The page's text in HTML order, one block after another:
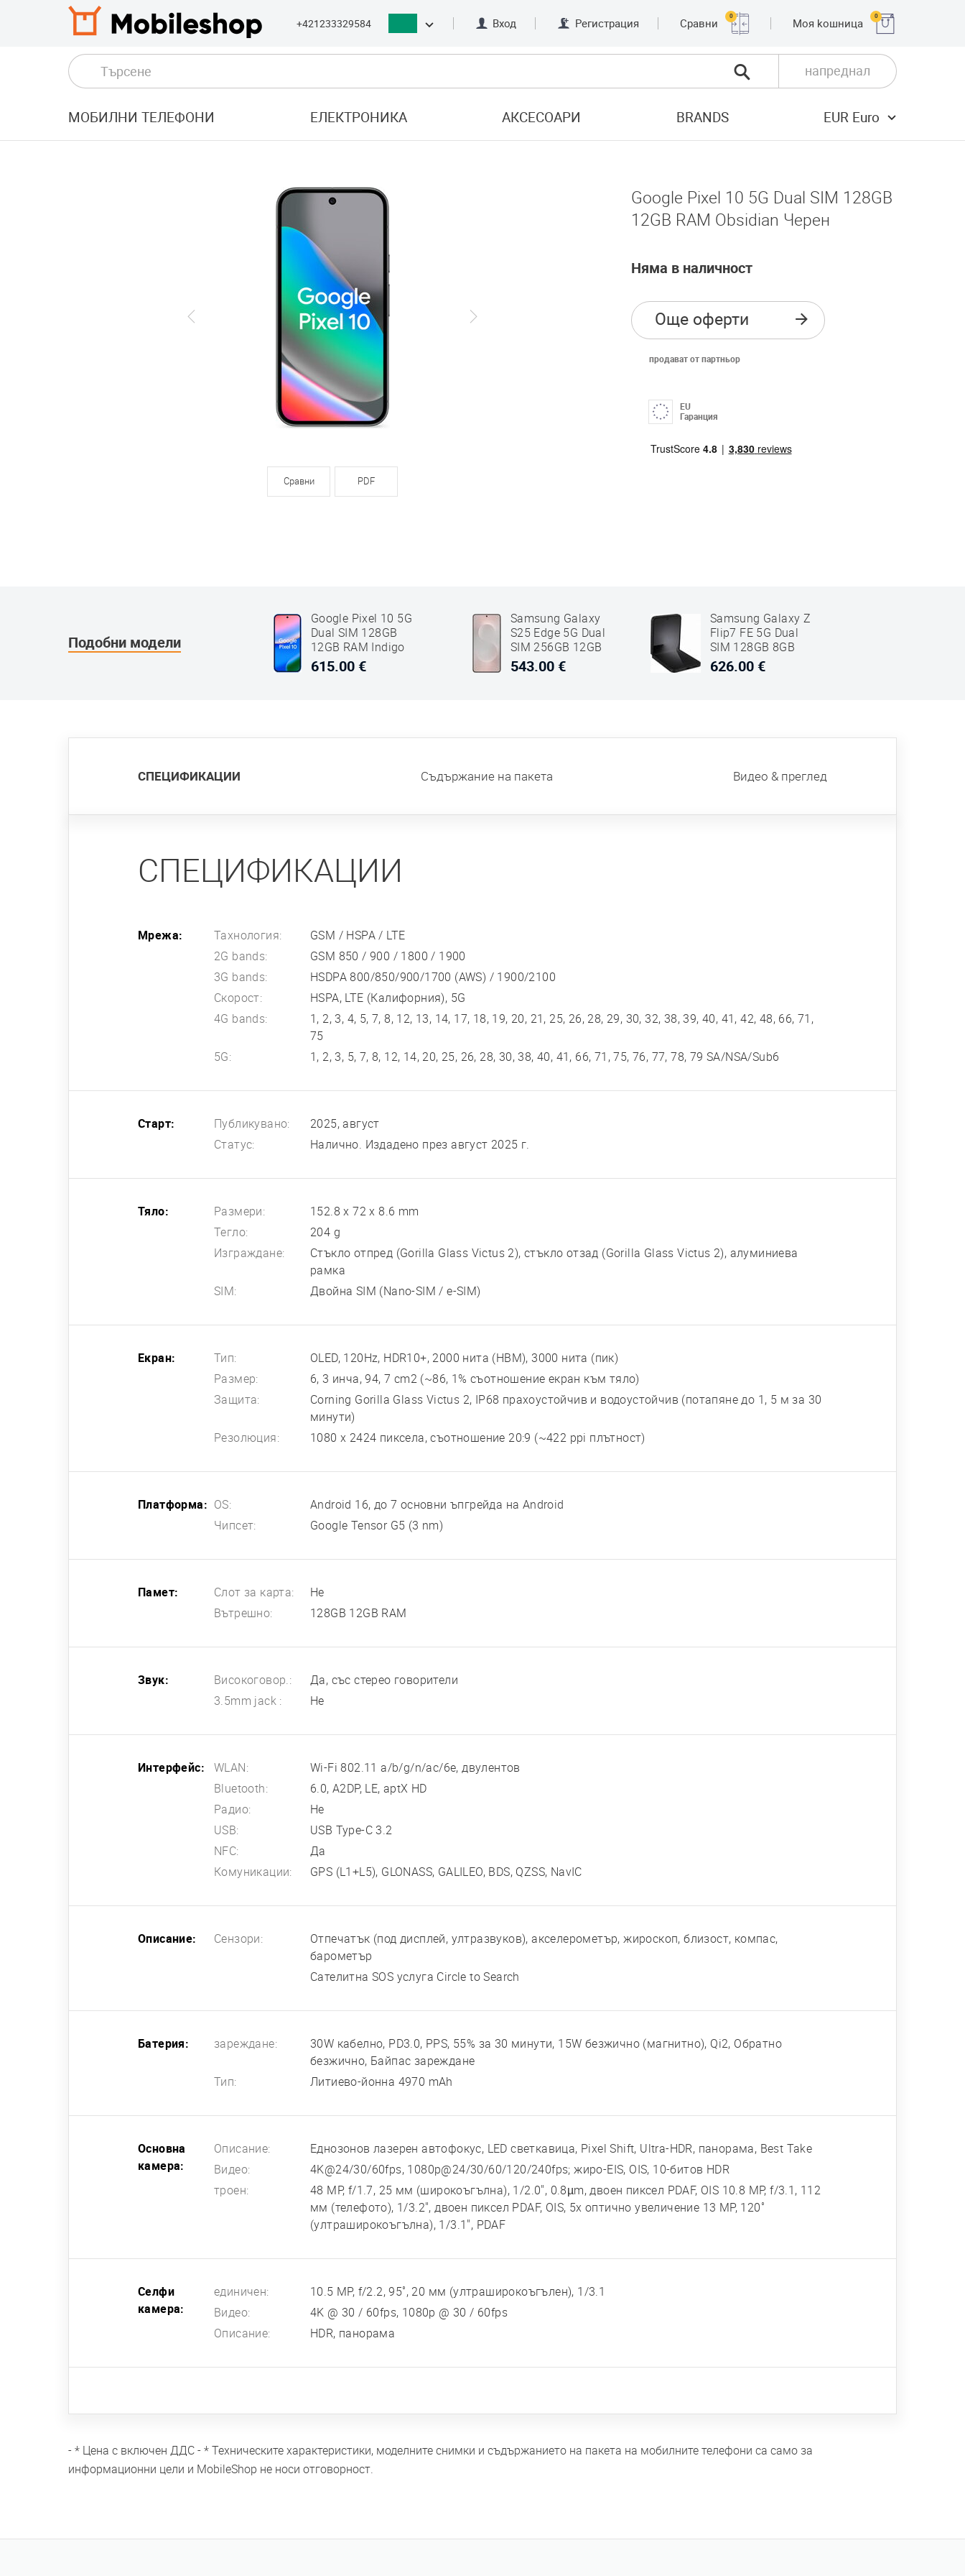
+421233329584 Вход Регистрация Сравни
0
Moя kошница
0
напреднал
МОБИЛНИ ТЕЛЕФОНИ ЕЛЕКТРОНИКА АКСЕСОАРИ BRANDS EUR Euro
Сравни PDF
Google Pixel 10 5G Dual SIM 128GB
12GB RAM Obsidian Черен
Няма в наличност
Още оферти
продават от партньор
EU
Гаранция
Подобни модели
Google Pixel 10 5G
Dual SIM 128GB
12GB RAM Indigo
Син
615.00 €
Samsung Galaxy
S25 Edge 5G Dual
SIM 256GB 12GB
RAM Titanium
543.00 €
Samsung Galaxy Z
Flip7 FE 5G Dual
SIM 128GB 8GB
RAM SM-F761
626.00 €
СПЕЦИФИКАЦИИ Съдържание на пакета Видео & преглед
СПЕЦИФИКАЦИИ
Мрежа: Тахнология:
GSM / HSPA / LTE
2G bands:
GSM 850 / 900 / 1800 / 1900
3G bands:
HSDPA 800/850/900/1700 (AWS) / 1900/2100
Скорост:
HSPA, LTE (Калифорния), 5G
4G bands:
1, 2, 3, 4, 5, 7, 8, 12, 13, 14, 17, 18, 19, 20, 21, 25, 26, 28, 29, 30, 32, 38, 39, 40, 41, 42, 48, 66, 71,
75
5G:
1, 2, 3, 5, 7, 8, 12, 14, 20, 25, 26, 28, 30, 38, 40, 41, 66, 71, 75, 76, 77, 78, 79 SA/NSA/Sub6
Старт: Публикувано:
2025, август
Статус:
Налично. Издадено през август 2025 г.
Тяло: Размери:
152.8 x 72 x 8.6 mm
Тегло:
204 g
Изграждане:
Стъкло отпред (Gorilla Glass Victus 2), стъкло отзад (Gorilla Glass Victus 2), алуминиева
рамка
SIM:
Двойна SIM (Nano-SIM / e-SIM)
Екран: Тип:
OLED, 120Hz, HDR10+, 2000 нита (HBM), 3000 нита (пик)
Размер:
6, 3 инча, 94, 7 cm2 (~86, 1% съотношение екран към тяло)
Защита:
Corning Gorilla Glass Victus 2, IP68 прахоустойчив и водоустойчив (потапяне до 1, 5 м за 30
минути)
Резолюция:
1080 x 2424 пиксела, съотношение 20:9 (~422 ppi плътност)
Платформа: OS:
Android 16, до 7 основни ъпгрейда на Android
Чипсет:
Google Tensor G5 (3 nm)
Памет: Слот за карта:
Не
Вътрешно:
128GB 12GB RAM
Звук: Високоговор.:
Да, със стерео говорители
3.5mm jack :
Не
Интерфейс: WLAN:
Wi-Fi 802.11 a/b/g/n/ac/6e, двулентов
Bluetooth:
6.0, A2DP, LE, aptX HD
Радио:
Не
USB:
USB Type-C 3.2
NFC:
Да
Комуникации:
GPS (L1+L5), GLONASS, GALILEO, BDS, QZSS, NavIC
Описание: Сензори:
Отпечатък (под дисплей, ултразвуков), акселерометър, жироскоп, близост, компас,
барометър
Сателитна SOS услуга Circle to Search
Батерия: зареждане:
30W кабелно, PD3.0, PPS, 55% за 30 минути, 15W безжично (магнитно), Qi2, Обратно
безжично, Байпас зареждане
Тип:
Литиево-йонна 4970 mAh
Основна
камера:
Описание:
Еднозонов лазерен автофокус, LED светкавица, Pixel Shift, Ultra-HDR, панорама, Best Take
Видео:
4K@24/30/60fps, 1080p@24/30/60/120/240fps; жиро-EIS, OIS, 10-битов HDR
троен:
48 MP, f/1.7, 25 мм (широкоъгълна), 1/2.0", 0.8µm, двоен пиксел PDAF, OIS 10.8 MP, f/3.1, 112
мм (телефото), 1/3.2", двоен пиксел PDAF, OIS, 5x оптично увеличение 13 MP, 120˚
(ултраширокоъгълна), 1/3.1", PDAF
Селфи
камера:
единичен:
10.5 MP, f/2.2, 95˚, 20 мм (ултраширокоъгълен), 1/3.1
Видео:
4K @ 30 / 60fps, 1080p @ 30 / 60fps
Описание:
HDR, панорама
- * Цена с включен ДДС - * Техническите характеристики, моделните снимки и съдържанието на пакета на мобилните телефони са само за
информационни цели и MobileShop не носи отговорност.